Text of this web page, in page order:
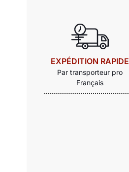
EXPÉDITION RAPIDE
Par transporteur pro
Français